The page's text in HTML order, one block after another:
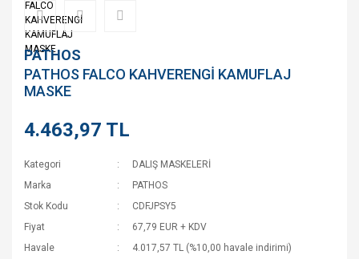
PATHOS
PATHOS FALCO KAHVERENGİ KAMUFLAJ
MASKE
4.463,97 TL
Kategori
DALIŞ MASKELERİ
Marka
PATHOS
Stok Kodu
CDFJPSY5
Fiyat
67,79 EUR + KDV
Havale
4.017,57 TL (%10,00 havale indirimi)